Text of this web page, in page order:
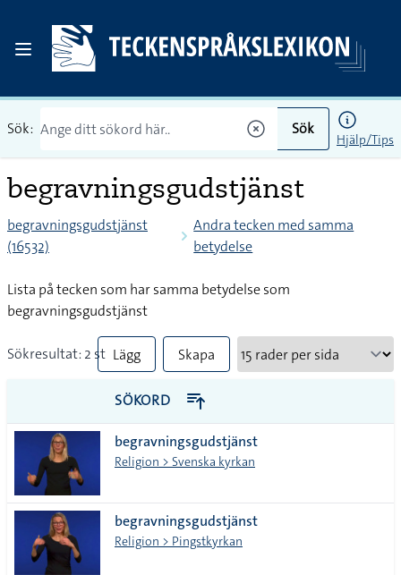
Sök: Sök
Hjälp/Tips
begravningsgudstjänst
begravningsgudstjänst
(16532)
Andra tecken med samma
betydelse
Lista på tecken som har samma betydelse som
begravningsgudstjänst
Sökresultat: 2 st Lägg
till
alla i
lista
Skapa
PDF
SÖKORD
begravningsgudstjänst
Religion > Svenska kyrkan
begravningsgudstjänst
Religion > Pingstkyrkan